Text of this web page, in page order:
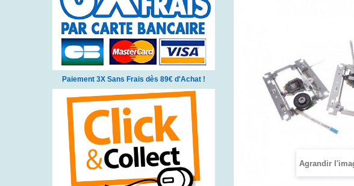
Paiement 3X Sans Frais dès 89€ d'Achat !
Agrandir